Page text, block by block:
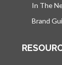
In The
Brand